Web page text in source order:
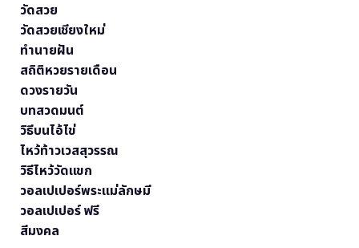
วัดสวย
วัดสวยเชียงใหม่
ทำนายฝัน
สถิติหวยรายเดือน
ดวงรายวัน
บทสวดมนต์
วิธีบนไอ้ไข่
ไหว้ท้าวเวสสุวรรณ
วิธีไหว้วัดแขก
วอลเปเปอร์พระแม่ลักษมี
วอลเปเปอร์ ฟรี
สีมงคล